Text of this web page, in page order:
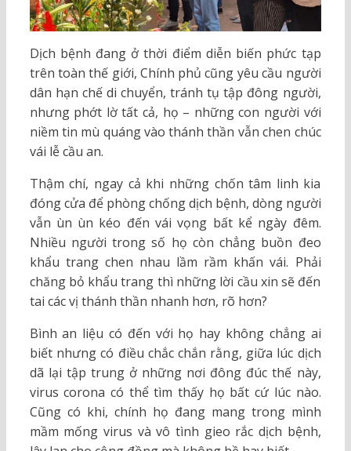
Dịch bệnh đang ở thời điểm diễn biến phức tạp
trên toàn thế giới, Chính phủ cũng yêu cầu người
dân hạn chế di chuyển, tránh tụ tập đông người,
nhưng phớt lờ tất cả, họ – những con người với
niềm tin mù quáng vào thánh thần vẫn chen chúc
vái lễ cầu an.
Thậm chí, ngay cả khi những chốn tâm linh kia
đóng cửa để phòng chống dịch bệnh, dòng người
vẫn ùn ùn kéo đến vái vọng bất kể ngày đêm.
Nhiều người trong số họ còn chẳng buồn đeo
khẩu trang chen nhau lầm rầm khấn vái. Phải
chăng bỏ khẩu trang thì những lời cầu xin sẽ đến
tai các vị thánh thần nhanh hơn, rõ hơn?
Bình an liệu có đến với họ hay không chẳng ai
biết nhưng có điều chắc chắn rằng, giữa lúc dịch
dã lại tập trung ở những nơi đông đúc thế này,
virus corona có thể tìm thấy họ bất cứ lúc nào.
Cũng có khi, chính họ đang mang trong mình
mầm mống virus và vô tình gieo rắc dịch bệnh,